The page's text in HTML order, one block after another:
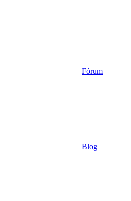
Fórum
Blog